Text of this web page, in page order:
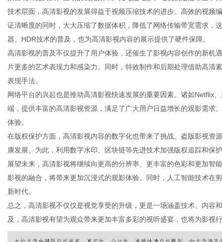
技术层面，高清影视的发展得益于视频压缩技术的进步。高效的视频
证清晰度的同时，大大压缩了数据体积，降低了网络传输带宽需求，
器、HDR技术的普及，也为高清影视内容的展示提供了硬件保障。
高清影视的普及不仅提升了用户体验，还催生了影视内容创作的新机
片更多的艺术表现力和感染力。同时，特效制作和后期处理借助高
表现手法。
网络平台的兴起也是推动高清影视快速发展的重要因素。诸如Netflix
端，提供丰富的高清影视资源，满足了广大用户日益增长的观影需求
体验。
在版权保护方面，高清影视内容的数字化也带来了挑战。盗版影视资
康发展。为此，利用数字水印、区块链等先进技术加强版权追踪和保
展望未来，高清影视将继续向更高的分辨率、更丰富的色彩和更加智
影视的融合，将带来更加沉浸式的观影体验。同时，人工智能技术在
新时代。
总之，高清影视不仅仅是视觉享受的升级，更是一场涵盖技术、内容
及，高清影视有望为观众带来更加丰富多彩的视听盛宴，也将为影视